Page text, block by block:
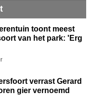
toont meest
van het park: 'Erg
verrast Gerard
gier vernoemd